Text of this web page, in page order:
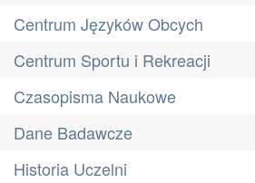
Centrum Języków Obcych
Centrum Sportu i Rekreacji
Czasopisma Naukowe
Dane Badawcze
Historia Uczelni